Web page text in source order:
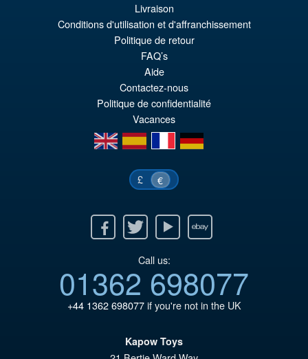
€72.48
PRÉ COMMANDE
Livraison
Conditions d'utilisation et d'affranchissement
Politique de retour
FAQ’s
Aide
Contactez-nous
Politique de confidentialité
Vacances
en
es fr de
£ €
Twitter Youtube Ebay
Call us:
01362 698077
+44 1362 698077if you're not in the UK
Kapow Toys